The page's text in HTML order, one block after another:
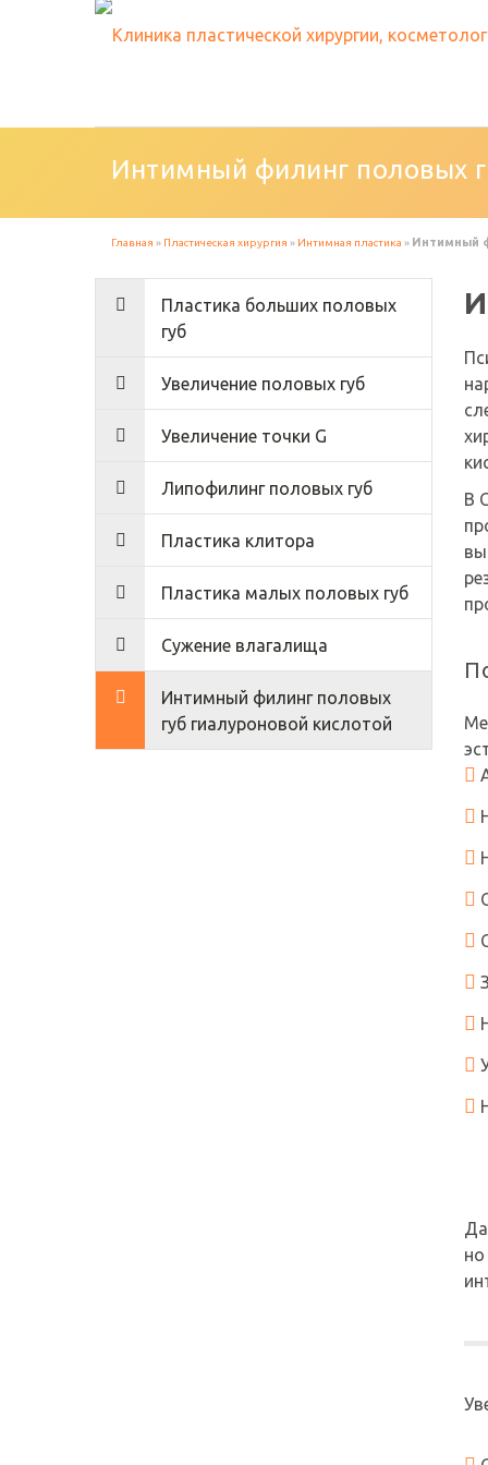
Интимный филинг половых
Главная » Пластическая хирургия » Интимная пластика » Интимный
В
Пластика больших половых
губ
Увеличение половых губ
Увеличение точки G
Липофилинг половых губ
Пластика клитора
Пластика малых половых губ
Сужение влагалища
Интимный филинг половых
губ гиалуроновой кислотой